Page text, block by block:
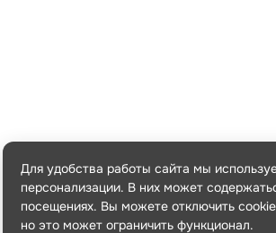
Для удобства работы сайта мы
персонализации. В них может
посещениях. Вы можете отключить
но это может ограничить функционал.